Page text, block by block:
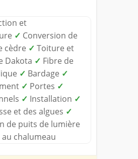
et
✓ Conversion de
cèdre ✓ Toiture et
Dakota ✓ Fibre de
✓ Bardage ✓
✓ Portes ✓
✓ Installation ✓
et des algues ✓
de puits de lumière
chalumeau